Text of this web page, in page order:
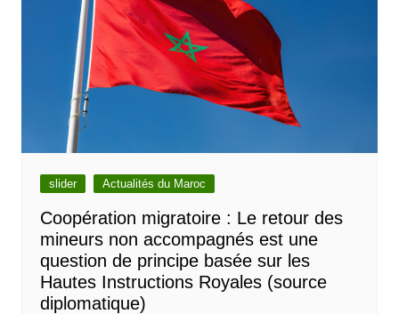
slider Actualités du Maroc
Coopération migratoire : Le retour des
mineurs non accompagnés est une
question de principe basée sur les
Hautes Instructions Royales (source
diplomatique)